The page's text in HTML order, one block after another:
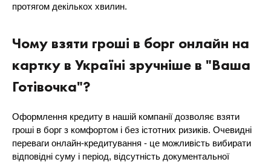
протягом декількох хвилин.
Чому взяти гроші в борг онлайн на
картку в Україні зручніше в "Ваша
Готівочка"?
Оформлення кредиту в нашій компанії дозволяє взяти
гроші в борг з комфортом і без істотних ризиків. Очевидні
переваги онлайн-кредитування - це можливість вибирати
відповідні суму і період, відсутність документальної